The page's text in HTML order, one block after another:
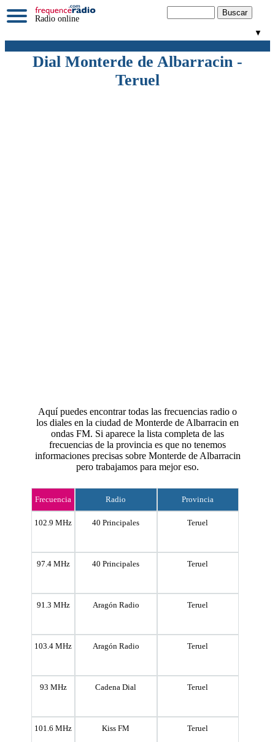
Radio online
▼
Dial Monterde de Albarracin -
Teruel
Aquí puedes encontrar todas las frecuencias radio o
los diales en la ciudad de Monterde de Albarracin en
ondas FM. Si aparece la lista completa de las
frecuencias de la provincia es que no tenemos
informaciones precisas sobre Monterde de Albarracin
pero trabajamos para mejor eso.
Frecuencia Radio Provincia
102.9 MHz 40 Principales Teruel
97.4 MHz 40 Principales Teruel
91.3 MHz Aragón Radio Teruel
103.4 MHz Aragón Radio Teruel
93 MHz Cadena Dial Teruel
101.6 MHz Kiss FM Teruel